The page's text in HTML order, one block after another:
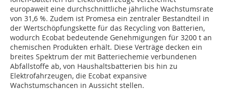
europaweit eine durchschnittliche jährliche Wachstumsrate
von 31,6 %. Zudem ist Promesa ein zentraler Bestandteil in
der Wertschöpfungskette für das Recycling von Batterien,
wodurch Ecobat bedeutende Genehmigungen für 3200 t an
chemischen Produkten erhält. Diese Verträge decken ein
breites Spektrum der mit Batteriechemie verbundenen
Abfallstoffe ab, von Haushaltsbatterien bis hin zu
Elektrofahrzeugen, die Ecobat expansive
Wachstumschancen in Aussicht stellen.